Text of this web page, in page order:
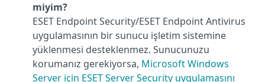
miyim?
ESET Endpoint Security/ESET Endpoint Antivirus
uygulamasının bir sunucu işletim sistemine
yüklenmesi desteklenmez. Sunucunuzu
korumanız gerekiyorsa, Microsoft Windows
Server için ESET Server Security uygulamasını